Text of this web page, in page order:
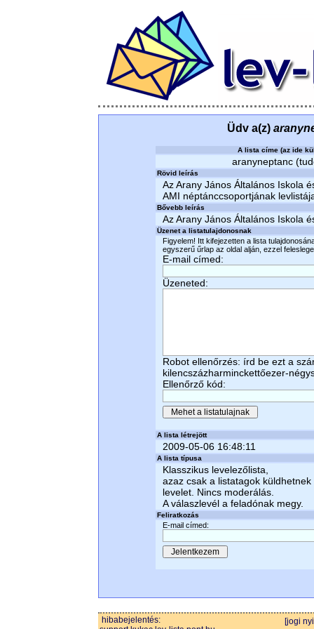
Üdv a(z)
A lista címe (az ide
aranyneptanc
Rövid leírás
Az Arany János Általános Iskola
AMI néptánccsoportjának
Bővebb leírás
Az Arany János Általános Iskola
Üzenet a listatulajdonosnak
Figyelem! Itt kifejezetten a lista
egyszerű űrlap az oldal alján, ezzel
E-mail címed:
Üzeneted:
Robot ellenőrzés: írd be ezt a
kilencszázharminckettőezer-
Ellenőrző kód:
A lista létrejött
2009-05-06 16:48:11
A lista típusa
Klasszikus levelezőlista,
azaz csak a listatagok küldhetnek
levelet. Nincs moderálás.
A válaszlevél a feladónak megy.
Feliratkozás
E-mail címed:
hibabejelentés:
[jogi